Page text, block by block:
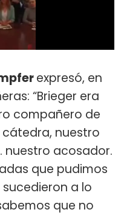
expresó, en
“Brieger era
compañero de
nuestro
nuestro acosador.
que pudimos
a lo
que no